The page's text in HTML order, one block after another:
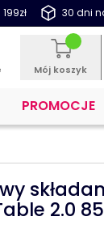
30 dni
Mój koszyk
PROMOCJE
2.0